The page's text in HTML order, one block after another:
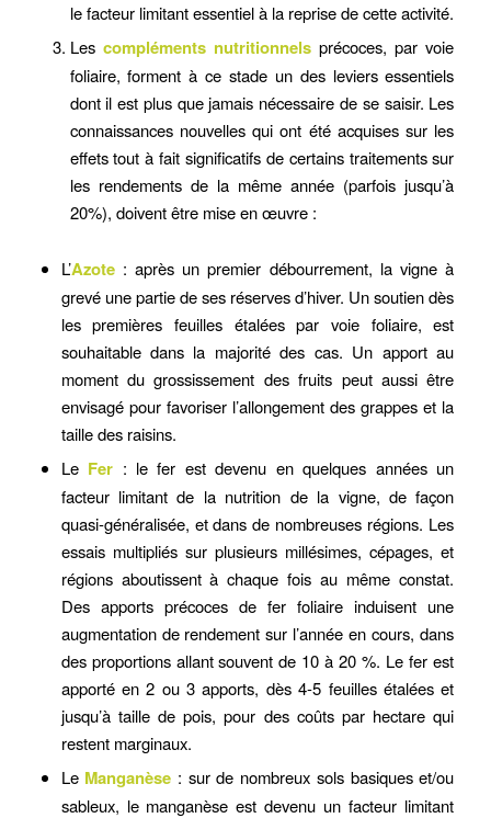
le facteur limitant essentiel à la reprise de cette activité.
Les compléments nutritionnelsprécoces, par voie
foliaire, forment à ce stade un des leviers essentiels
dont il est plus que jamais nécessaire de se saisir. Les
connaissances nouvelles qui ont été acquises sur les
effets tout à fait significatifs de certains traitements sur
les rendements de la même année (parfois jusqu’à
20%), doivent être mise en œuvre :
L’Azote: après un premier débourrement, la vigne à
grevé une partie de ses réserves d’hiver. Un soutien dès
les premières feuilles étalées par voie foliaire, est
souhaitable dans la majorité des cas. Un apport au
moment du grossissement des fruits peut aussi être
envisagé pour favoriser l’allongement des grappes et la
taille des raisins.
Le Fer : le fer est devenu en quelques années un
facteur limitant de la nutrition de la vigne, de façon
quasi-généralisée, et dans de nombreuses régions. Les
essais multipliés sur plusieurs millésimes, cépages, et
régions aboutissent à chaque fois au même constat.
Des apports précoces de fer foliaire induisent une
augmentation de rendement sur l’année en cours, dans
des proportions allant souvent de 10 à 20 %. Le fer est
apporté en 2 ou 3 apports, dès 4-5 feuilles étalées et
jusqu’à taille de pois, pour des coûts par hectare qui
restent marginaux.
Le Manganèse : sur de nombreux sols basiques et/ou
sableux, le manganèse est devenu un facteur limitant